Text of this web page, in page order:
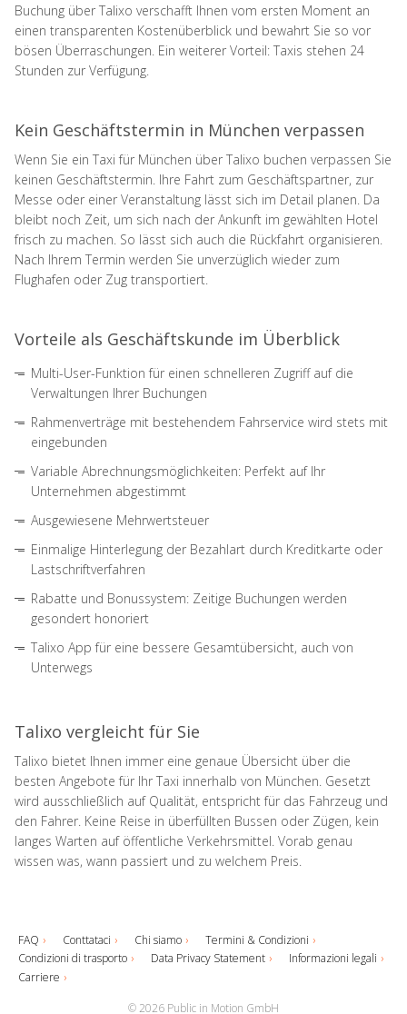
Buchung über Talixo verschafft Ihnen vom ersten Moment an
einen transparenten Kostenüberblick und bewahrt Sie so vor
bösen Überraschungen. Ein weiterer Vorteil: Taxis stehen 24
Stunden zur Verfügung.
Kein Geschäftstermin in München verpassen
Wenn Sie ein Taxi für München über Talixo buchen verpassen Sie
keinen Geschäftstermin. Ihre Fahrt zum Geschäftspartner, zur
Messe oder einer Veranstaltung lässt sich im Detail planen. Da
bleibt noch Zeit, um sich nach der Ankunft im gewählten Hotel
frisch zu machen. So lässt sich auch die Rückfahrt organisieren.
Nach Ihrem Termin werden Sie unverzüglich wieder zum
Flughafen oder Zug transportiert.
Vorteile als Geschäftskunde im Überblick
Multi-User-Funktion für einen schnelleren Zugriff auf die
Verwaltungen Ihrer Buchungen
Rahmenverträge mit bestehendem Fahrservice wird stets mit
eingebunden
Variable Abrechnungsmöglichkeiten: Perfekt auf Ihr
Unternehmen abgestimmt
Ausgewiesene Mehrwertsteuer
Einmalige Hinterlegung der Bezahlart durch Kreditkarte oder
Lastschriftverfahren
Rabatte und Bonussystem: Zeitige Buchungen werden
gesondert honoriert
Talixo App für eine bessere Gesamtübersicht, auch von
Unterwegs
Talixo vergleicht für Sie
Talixo bietet Ihnen immer eine genaue Übersicht über die
besten Angebote für Ihr Taxi innerhalb von München. Gesetzt
wird ausschließlich auf Qualität, entspricht für das Fahrzeug und
den Fahrer. Keine Reise in überfüllten Bussen oder Zügen, kein
langes Warten auf öffentliche Verkehrsmittel. Vorab genau
wissen was, wann passiert und zu welchem Preis.
FAQ Conttataci Chi siamo
Termini & Condizioni
Condizioni di trasporto
Data Privacy Statement
Informazioni legali
Carriere
© 2026 Public in Motion GmbH